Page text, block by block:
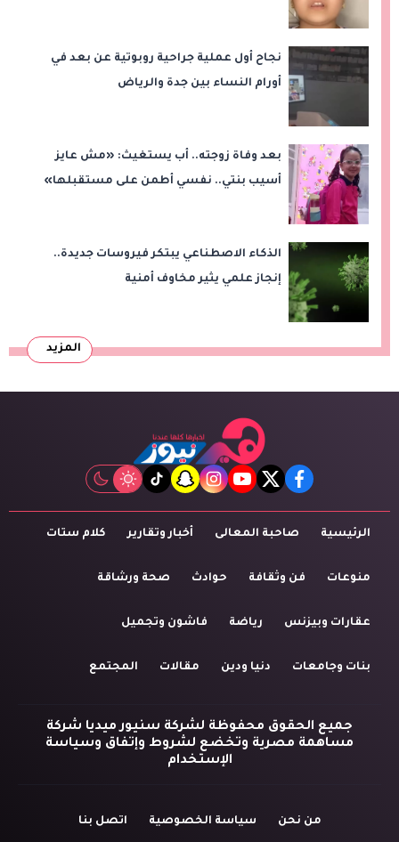
نجاح أول عملية جراحية روبوتية عن بعد في
أورام النساء بين جدة والرياض
بعد وفاة زوجته.. أب يستغيث: «مش عايز
أسيب بنتي.. نفسي أطمن على مستقبلها»
الذكاء الاصطناعي يبتكر فيروسات جديدة..
إنجاز علمي يثير مخاوف أمنية
المزيد
facebook
twitter
youtube
instagram
snapchat
tiktok
الرئيسية صاحبة المعالى أخبار وتقارير كلام ستات
منوعات فن وثقافة حوادث صحة ورشاقة
عقارات وبيزنس رياضة فاشون وتجميل
بنات وجامعات دنيا ودين مقالات المجتمع
جميع الحقوق محفوظة لشركة سنيور ميديا شركة
مساهمة مصرية وتخضع لشروط وإتفاق وسياسة
الإستخدام
من نحن سياسة الخصوصية اتصل بنا